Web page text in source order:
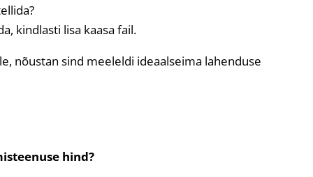
kindlasti lisa kaasa fail.
nõustan sind meeleldi ideaalseima lahenduse
hind?